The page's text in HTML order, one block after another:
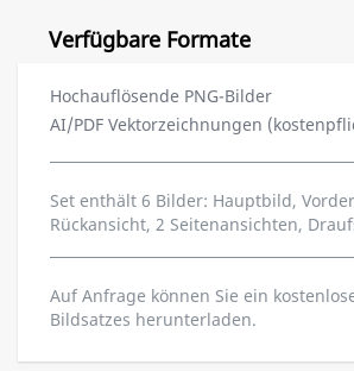
Verfügbare Formate
Hochauflösende PNG-Bilder
AI/PDF Vektorzeichnungen
Set enthält 6 Bilder: Hauptbild,
Rückansicht, 2 Seitenansichten,
Auf Anfrage können Sie ein
Bildsatzes herunterladen.